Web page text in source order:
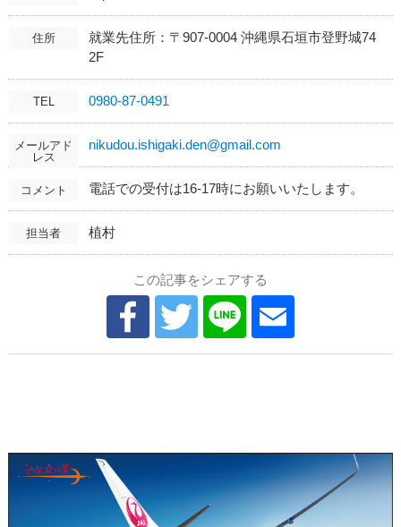
住所
就業先住所：〒907-0004 沖縄県石垣市登野城74
2F
TEL 0980-87-0491
メールアド
レス
nikudou.ishigaki.den@gmail.com
コメント 電話での受付は16-17時にお願いいたします。
担当者 植村
この記事をシェアする